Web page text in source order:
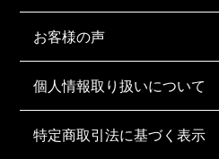
お客様の声
個人情報取り扱いについて
特定商取引法に基づく表示